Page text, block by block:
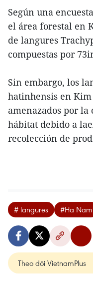
Según una
el área forestal en
de langures
compuestas por
Sin embargo, los
hatinhensis en
amenazados por la
hábitat debido a
recolección de
# langures #Ha Nam
Theo dõi VietnamPlus